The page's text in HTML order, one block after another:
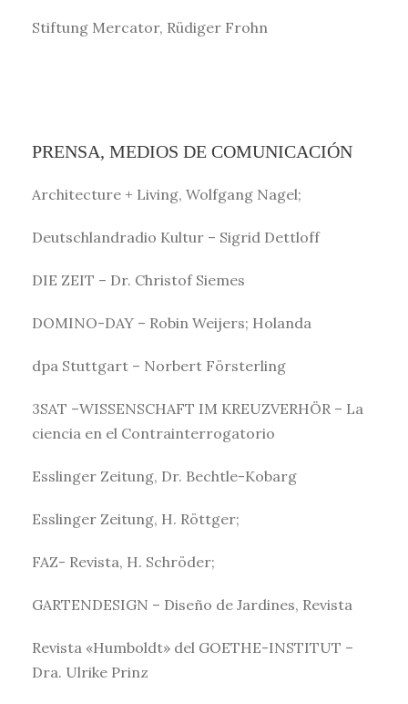
Stiftung Mercator, Rüdiger Frohn
PRENSA, MEDIOS DE COMUNICACIÓN
Architecture + Living, Wolfgang Nagel;
Deutschlandradio Kultur – Sigrid Dettloff
DIE ZEIT – Dr. Christof Siemes
DOMINO-DAY – Robin Weijers; Holanda
dpa Stuttgart – Norbert Försterling
3SAT –WISSENSCHAFT IM KREUZVERHÖR – La
ciencia en el Contrainterrogatorio
Esslinger Zeitung, Dr. Bechtle-Kobarg
Esslinger Zeitung, H. Röttger;
FAZ- Revista, H. Schröder;
GARTENDESIGN – Diseño de Jardines, Revista
Revista «Humboldt» del GOETHE-INSTITUT –
Dra. Ulrike Prinz